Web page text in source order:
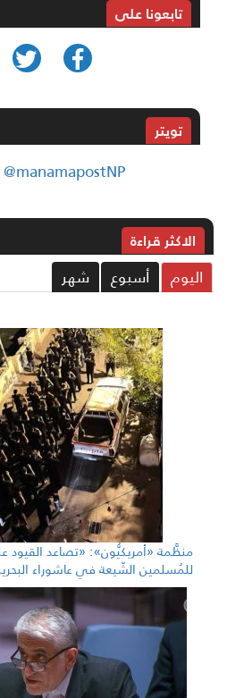
تابعونا على
تويتر
by @manamapostNP
الاکثر قراءة
أسبوع شهر
منظَّمة «أمريكيُّون»: «تصاعد القيود على
للمُسلمين الشّيعة في عاشوراء البحرين»